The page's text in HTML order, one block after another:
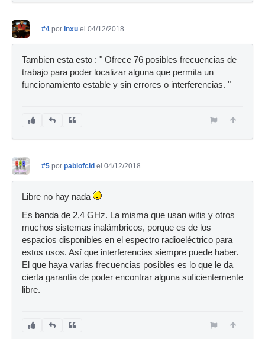
#4 por Inxu el 04/12/2018
Tambien esta esto : " Ofrece 76 posibles frecuencias de
trabajo para poder localizar alguna que permita un
funcionamiento estable y sin errores o interferencias. "
#5 por pablofcid el 04/12/2018
Libre no hay nada
Es banda de 2,4 GHz. La misma que usan wifis y otros
muchos sistemas inalámbricos, porque es de los
espacios disponibles en el espectro radioeléctrico para
estos usos. Así que interferencias siempre puede haber.
El que haya varias frecuencias posibles es lo que le da
cierta garantía de poder encontrar alguna suficientemente
libre.